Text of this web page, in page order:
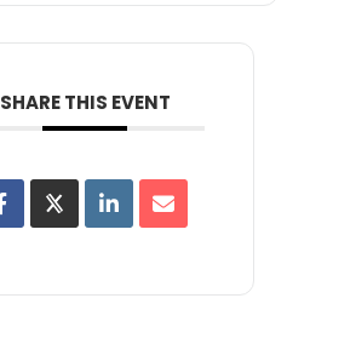
SHARE THIS EVENT